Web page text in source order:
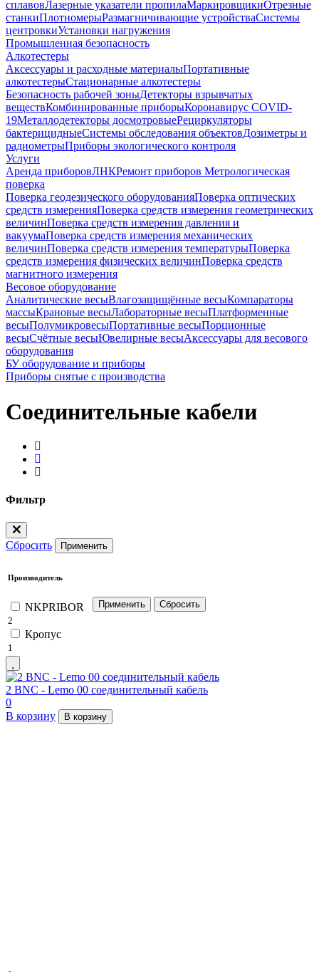
сплавовЛазерные указатели пропилаМаркировщикиОтрезные
станкиПлотномерыРазмагничивающие устройстваСистемы
центровкиУстановки нагружения
Промышленная безопасность
Алкотестеры
Аксессуары и расходные материалыПортативные
алкотестерыСтационарные алкотестеры
Безопасность рабочей зоныДетекторы взрывчатых
веществКомбинированные приборыКоронавирус COVID-
19Металлодетекторы досмотровыеРециркуляторы
бактерицидныеСистемы обследования объектовДозиметры и
радиометрыПриборы экологического контроля
Услуги
Аренда приборовЛНКРемонт приборов Метрологическая
поверка
Поверка геодезического оборудованияПоверка оптических
средств измеренияПоверка средств измерения геометрических
величинПоверка средств измерения давления и
вакуумаПоверка средств измерения механических
величинПоверка средств измерения температурыПоверка
средств измерения физических величинПоверка средств
магнитного измерения
Весовое оборудование
Аналитические весыВлагозащищённые весыКомпараторы
массыКрановые весыЛабораторные весыПлатформенные
весыПолумикровесыПортативные весыПорционные
весыСчётные весыЮвелирные весыАксессуары для весового
оборудования
БУ оборудование и приборы
Приборы снятые с производства
Соединительные кабели
Фильтр
Сбросить Применить
Производитель
NKPRIBOR
2
Кропус
1
2 BNC - Lemo 00 соединительный кабель
0
В корзину
В корзину